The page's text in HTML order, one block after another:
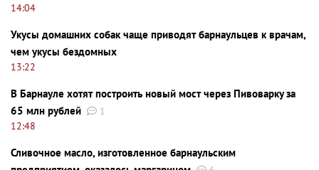
14:04
Укусы домашних собак чаще приводят барнаульцев к врачам,
чем укусы бездомных
13:22
В Барнауле хотят построить новый мост через Пивоварку за
65 млн рублей
1
12:48
Сливочное масло, изготовленное барнаульским